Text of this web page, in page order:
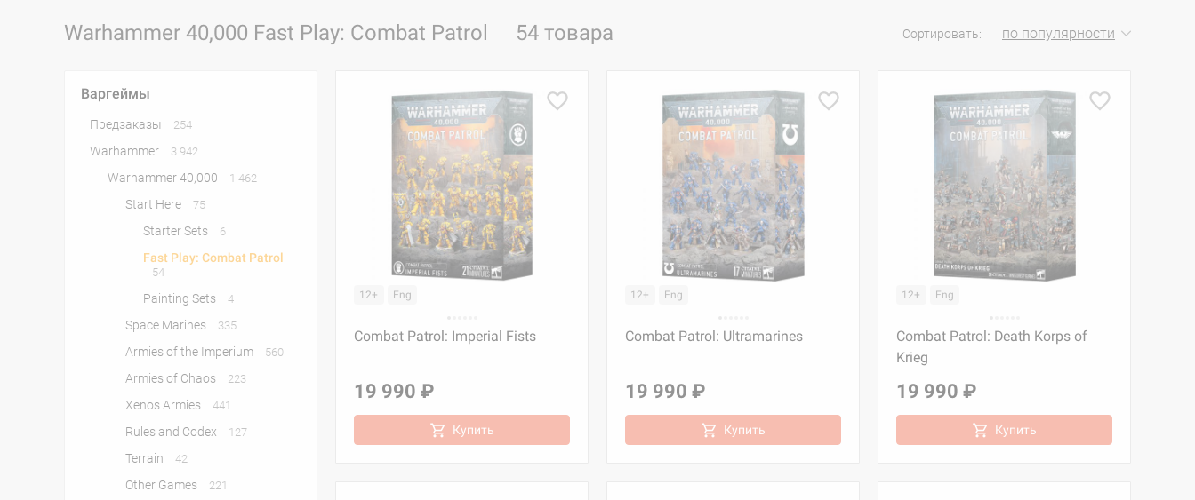
Warhammer 40,000 Fast Play: Combat Patrol 54 товара Сортировать: по популярности
Варгеймы
Предзаказы 254
Warhammer 3 942
Warhammer 40,000 1 462
Start Here 75
Starter Sets 6
Fast Play: Combat Patrol
54
Painting Sets 4
Space Marines 335
Armies of the Imperium 560
Armies of Chaos 223
Xenos Armies 441
Rules and Codex 127
Terrain 42
Other Games 221
12+ Eng
Combat Patrol: Imperial Fists
19 990 ₽
Купить
12+ Eng
Combat Patrol: Ultramarines
19 990 ₽
Купить
12+ Eng
Combat Patrol: Death Korps of
Krieg
19 990 ₽
Купить